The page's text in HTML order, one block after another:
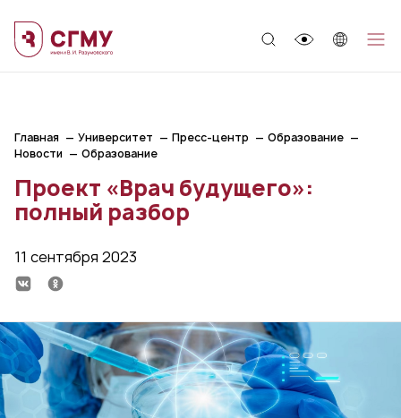
Главная Университет Пресс-центр
Образование
Новости
Образование
Проект «Врач будущего»:
полный разбор
11 сентября 2023